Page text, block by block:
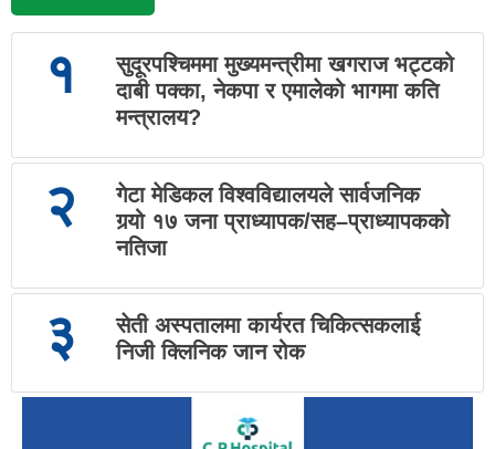
१
सुदूरपश्चिममा मुख्यमन्त्रीमा खगराज भट्टको
दाबी पक्का, नेकपा र एमालेको भागमा कति
मन्त्रालय?
२
गेटा मेडिकल विश्वविद्यालयले सार्वजनिक
गर्‍यो १७ जना प्राध्यापक/सह–प्राध्यापकको
नतिजा
३
सेती अस्पतालमा कार्यरत चिकित्सकलाई
निजी क्लिनिक जान रोक